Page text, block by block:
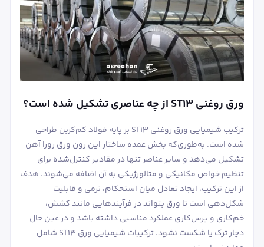
ورق روغنی ST13 از چه عناصری تشکیل شده است؟
ترکیب شیمیایی ورق روغنی ST13 بر پایه فولاد کم‌کربن طراحی
شده است. به‌طوری‌که بخش عمده ساختار این رون ورق رورا آهن
تشکیل می‌دهد و سایر عناصر تنها در مقادیر کنترل‌شده برای
تنظیم خواص مکانیکی و متالورژیکی به آن اضافه می‌شوند. هدف
از این ترکیب، ایجاد تعادل میان استحکام، نرمی و قابلیت
شکل‌دهی است تا ورق بتواند در فرآیندهایی مانند کشش،
خم‌کاری و پرس‌کاری عملکرد مناسبی داشته باشد و در عین حال
دچار ترک یا شکست نشود. ترکیبات شیمیایی ورق ST13 شامل